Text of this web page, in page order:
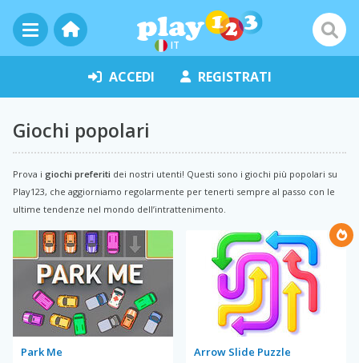
IT
ACCEDI REGISTRATI
Giochi popolari
Prova i giochi preferiti dei nostri utenti! Questi sono i giochi più popolari su
Play123, che aggiorniamo regolarmente per tenerti sempre al passo con le
ultime tendenze nel mondo dell’intrattenimento.
Park Me Arrow Slide Puzzle